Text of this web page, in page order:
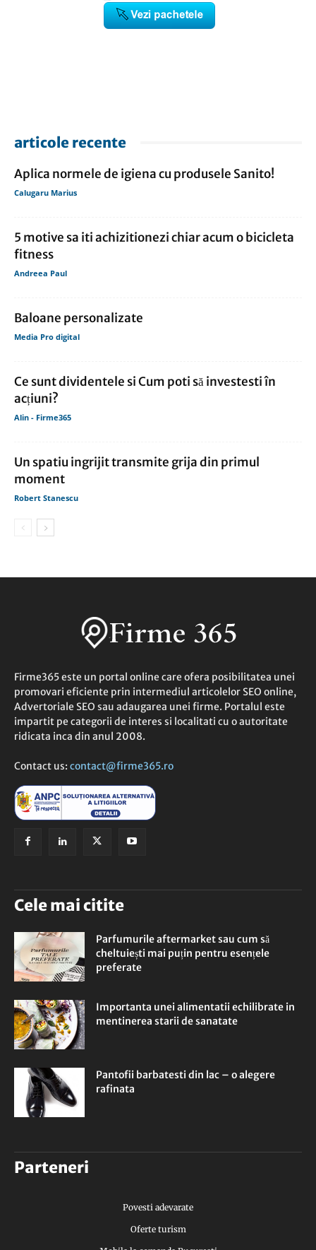
articole recente
Aplica normele de igiena cu produsele Sanito!
Calugaru Marius
5 motive sa iti achizitionezi chiar acum o bicicleta
fitness
Andreea Paul
Baloane personalizate
Media Pro digital
Ce sunt dividentele si Cum poti să investesti în
acțiuni?
Alin - Firme365
Un spatiu ingrijit transmite grija din primul
moment
Robert Stanescu
Firme365 este un portal online care ofera posibilitatea unei
promovari eficiente prin intermediul articolelor SEO online,
Advertoriale SEO sau adaugarea unei firme. Portalul este
impartit pe categorii de interes si localitati cu o autoritate
ridicata inca din anul 2008.
Contact us: contact@firme365.ro
Cele mai citite
Parfumurile aftermarket sau cum să
cheltuiești mai puțin pentru esențele
preferate
Importanta unei alimentatii echilibrate in
mentinerea starii de sanatate
Pantofii barbatesti din lac – o alegere
rafinata
Parteneri
Povesti adevarate
Oferte turism